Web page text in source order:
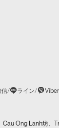
信/ ライン/ Viber
Cau Ong Lanh坊、